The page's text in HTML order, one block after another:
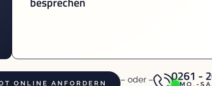
ONLINE ANFORDERN – oder – 0261 -
MO.-